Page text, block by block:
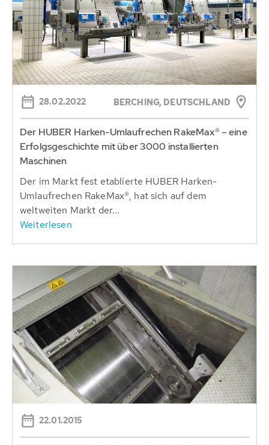
28.02.2022 BERCHING, DEUTSCHLAND
Der HUBER Harken-Umlaufrechen RakeMax® – eine
Erfolgsgeschichte mit über 3000 installierten
Maschinen
Der im Markt fest etablierte HUBER Harken-
Umlaufrechen RakeMax®, hat sich auf dem
weltweiten Markt der...
Weiterlesen
22.01.2015